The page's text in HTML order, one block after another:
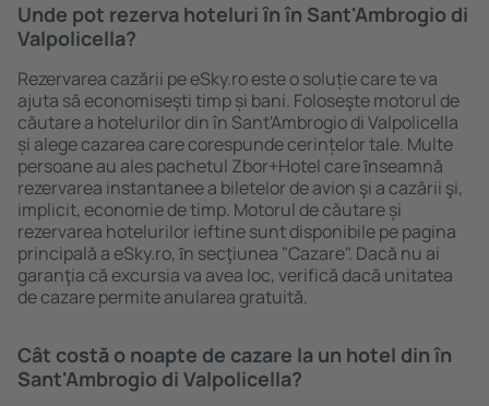
Unde pot rezerva hoteluri ȋn în Sant'Ambrogio di
Valpolicella?
Rezervarea cazării pe eSky.ro este o soluție care te va
ajuta să economiseşti timp și bani. Foloseşte motorul de
căutare a hotelurilor din în Sant'Ambrogio di Valpolicella
și alege cazarea care corespunde cerințelor tale. Multe
persoane au ales pachetul Zbor+Hotel care ȋnseamnă
rezervarea instantanee a biletelor de avion şi a cazării şi,
implicit, economie de timp. Motorul de căutare și
rezervarea hotelurilor ieftine sunt disponibile pe pagina
principală a eSky.ro, ȋn secţiunea "Cazare". Dacă nu ai
garanţia că excursia va avea loc, verifică dacă unitatea
de cazare permite anularea gratuită.
Cât costă o noapte de cazare la un hotel din în
Sant'Ambrogio di Valpolicella?